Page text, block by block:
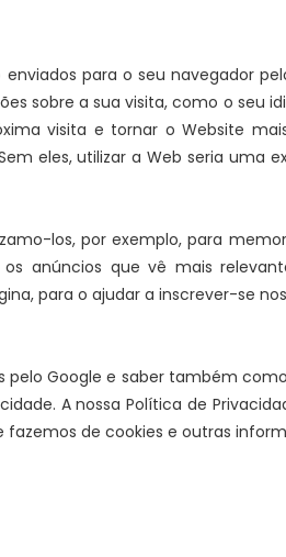
para o seu navegador
sobre a sua visita, como o seu
visita e tornar o Website
eles, utilizar a Web seria uma
los, por exemplo, para
anúncios que vê mais
para o ajudar a inscrever-se
pelo Google e saber também
A nossa Política de
de cookies e outras